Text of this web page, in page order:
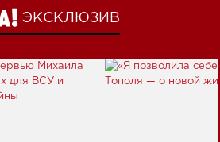
ЭКСКЛЮЗИВ